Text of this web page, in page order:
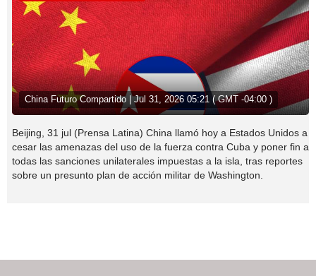
China Futuro Compartido | Jul 31, 2026 05:21 ( GMT -04:00 )
Beijing, 31 jul (Prensa Latina) China llamó hoy a Estados Unidos a
cesar las amenazas del uso de la fuerza contra Cuba y poner fin a
todas las sanciones unilaterales impuestas a la isla, tras reportes
sobre un presunto plan de acción militar de Washington.